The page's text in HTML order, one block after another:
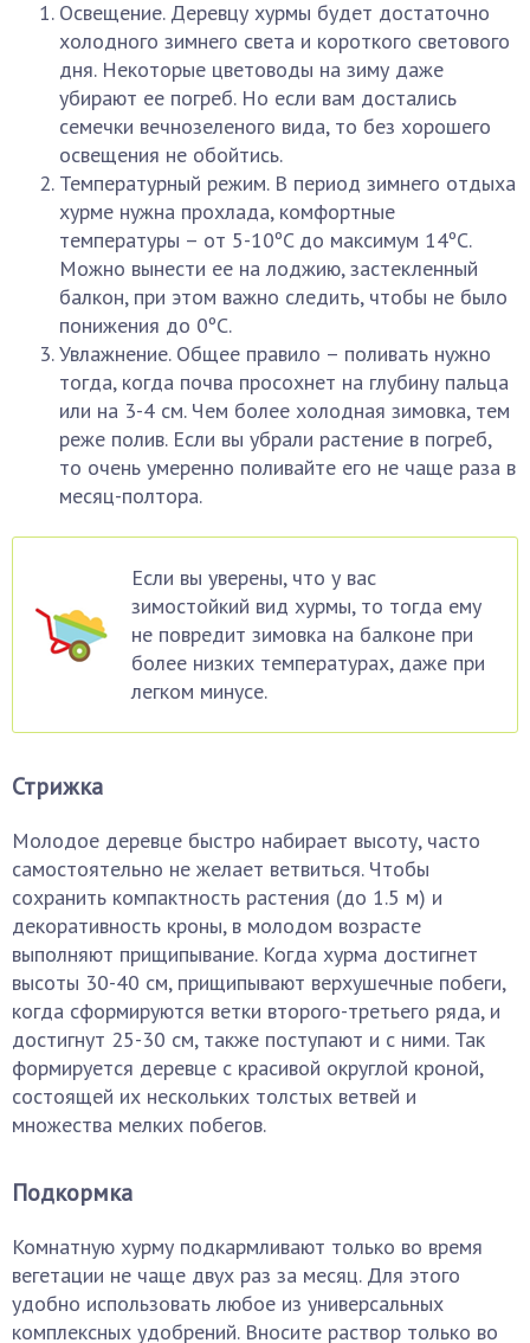
Освещение. Деревцу хурмы будет достаточно
холодного зимнего света и короткого светового
дня. Некоторые цветоводы на зиму даже
убирают ее погреб. Но если вам достались
семечки вечнозеленого вида, то без хорошего
освещения не обойтись.
Температурный режим. В период зимнего отдыха
хурме нужна прохлада, комфортные
температуры – от 5-10ºC до максимум 14ºC.
Можно вынести ее на лоджию, застекленный
балкон, при этом важно следить, чтобы не было
понижения до 0ºC.
Увлажнение. Общее правило – поливать нужно
тогда, когда почва просохнет на глубину пальца
или на 3-4 см. Чем более холодная зимовка, тем
реже полив. Если вы убрали растение в погреб,
то очень умеренно поливайте его не чаще раза в
месяц-полтора.
Если вы уверены, что у вас
зимостойкий вид хурмы, то тогда ему
не повредит зимовка на балконе при
более низких температурах, даже при
легком минусе.
Стрижка
Молодое деревце быстро набирает высоту, часто
самостоятельно не желает ветвиться. Чтобы
сохранить компактность растения (до 1.5 м) и
декоративность кроны, в молодом возрасте
выполняют прищипывание. Когда хурма достигнет
высоты 30-40 см, прищипывают верхушечные побеги,
когда сформируются ветки второго-третьего ряда, и
достигнут 25-30 см, также поступают и с ними. Так
формируется деревце с красивой округлой кроной,
состоящей их нескольких толстых ветвей и
множества мелких побегов.
Подкормка
Комнатную хурму подкармливают только во время
вегетации не чаще двух раз за месяц. Для этого
удобно использовать любое из универсальных
комплексных удобрений. Вносите раствор только во